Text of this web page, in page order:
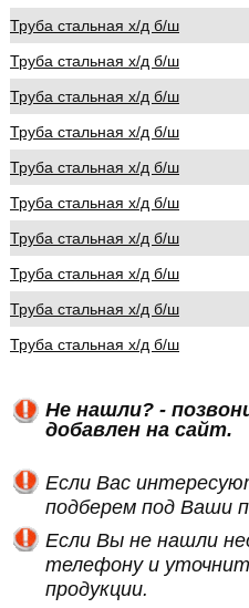
Труба стальная х/д б/ш
Труба стальная х/д б/ш
Труба стальная х/д б/ш
Труба стальная х/д б/ш
Труба стальная х/д б/ш
Труба стальная х/д б/ш
Труба стальная х/д б/ш
Труба стальная х/д б/ш
Труба стальная х/д б/ш
Труба стальная х/д б/ш
Не нашли? -
добавлен на сайт.
Если Вас
подберем под Ваши
Если Вы не нашли
телефону и
продукции.